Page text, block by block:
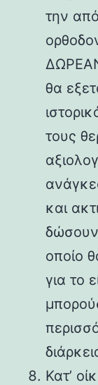
την
θα
τους
και
οποίο
για το
Κατ’